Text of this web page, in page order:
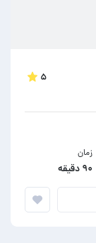
۵
زمان
۹۰ دقیقه